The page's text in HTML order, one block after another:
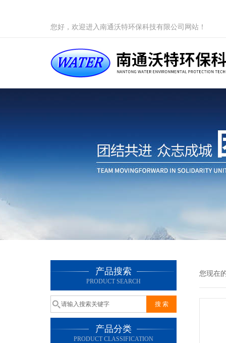
您好，欢迎进入南通沃特环保科技有限公司网站！
产品搜索
PRODUCT SEARCH
产品分类
PRODUCT CLASSIFICATION
您现在